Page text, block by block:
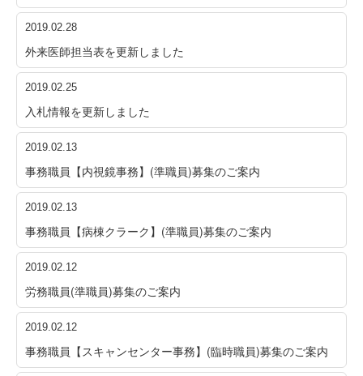
2019.02.28
外来医師担当表を更新しました
2019.02.25
入札情報を更新しました
2019.02.13
事務職員【内視鏡事務】(準職員)募集のご案内
2019.02.13
事務職員【病棟クラーク】(準職員)募集のご案内
2019.02.12
労務職員(準職員)募集のご案内
2019.02.12
事務職員【スキャンセンター事務】(臨時職員)募集のご案内